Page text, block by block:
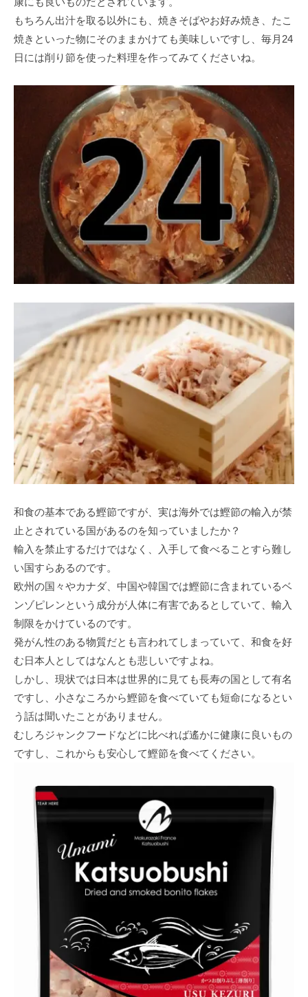
もちろん出汁を取る以外にも、焼きそばやお好み焼き、たこ
焼きといった物にそのままかけても美味しいですし、毎月24
日には削り節を使った料理を作ってみてくださいね。
和食の基本である鰹節ですが、実は海外では鰹節の輸入が禁
止とされている国があるのを知っていましたか？
輸入を禁止するだけではなく、入手して食べることすら難し
い国すらあるのです。
欧州の国々やカナダ、中国や韓国では鰹節に含まれているベ
ンゾピレンという成分が人体に有害であるとしていて、輸入
制限をかけているのです。
発がん性のある物質だとも言われてしまっていて、和食を好
む日本人としてはなんとも悲しいですよね。
しかし、現状では日本は世界的に見ても長寿の国として有名
ですし、小さなころから鰹節を食べていても短命になるとい
う話は聞いたことがありません。
むしろジャンクフードなどに比べれば遙かに健康に良いもの
ですし、これからも安心して鰹節を食べてください。